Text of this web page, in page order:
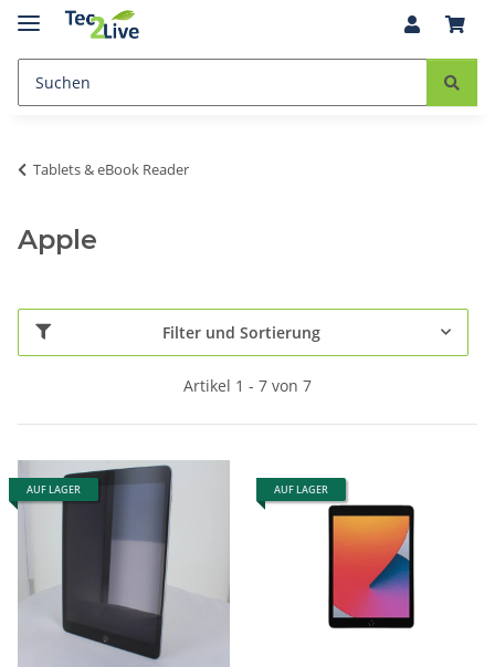
Tablets & eBook Reader
Apple
Filter und Sortierung
Artikel 1 - 7 von 7
AUF LAGER AUF LAGER